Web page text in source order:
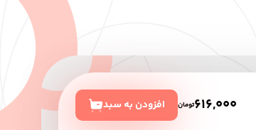
616,000تومان افزودن به سبد